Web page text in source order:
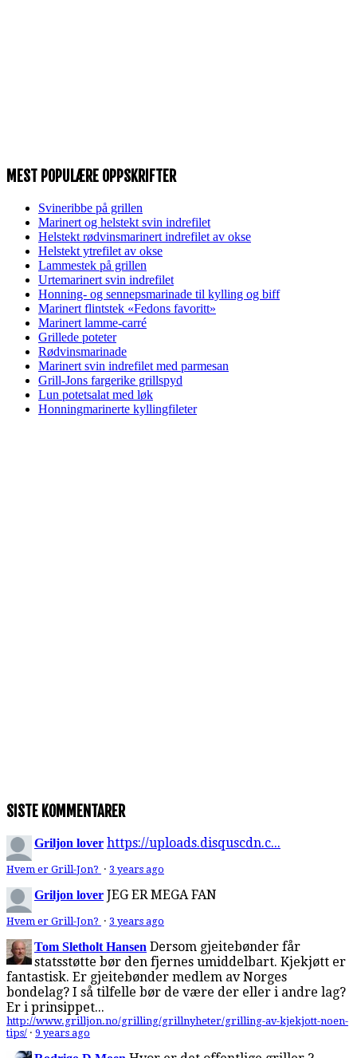
MEST POPULÆRE OPPSKRIFTER
Svineribbe på grillen
Marinert og helstekt svin indrefilet
Helstekt rødvinsmarinert indrefilet av okse
Helstekt ytrefilet av okse
Lammestek på grillen
Urtemarinert svin indrefilet
Honning- og sennepsmarinade til kylling og biff
Marinert flintstek «Fedons favoritt»
Marinert lamme-carré
Grillede poteter
Rødvinsmarinade
Marinert svin indrefilet med parmesan
Grill-Jons fargerike grillspyd
Lun potetsalat med løk
Honningmarinerte kyllingfileter
SISTE KOMMENTARER
Griljon lover https://uploads.disquscdn.c...
Hvem er Grill-Jon? · 3 years ago
Griljon lover JEG ER MEGA FAN
Hvem er Grill-Jon? · 3 years ago
Tom Sletholt Hansen Dersom gjeitebønder får
statsstøtte bør den fjernes umiddelbart. Kjekjøtt er
fantastisk. Er gjeitebønder medlem av Norges
bondelag? I så tilfelle bør de være der eller i andre lag?
Er i prinsippet...
http://www.grilljon.no/grilling/grillnyheter/grilling-av-kjekjott-noen-
tips/ · 9 years ago